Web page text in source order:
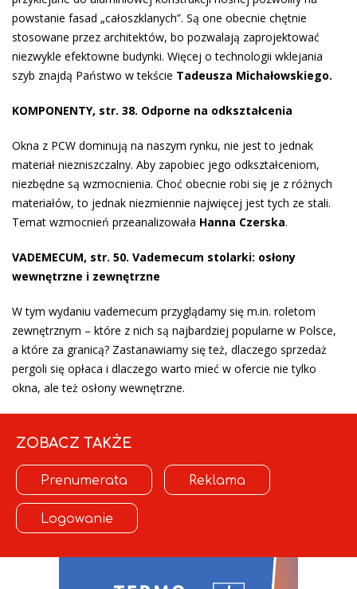
powstanie fasad „całoszklanych”. Są one obecnie chętnie
stosowane przez architektów, bo pozwalają zaprojektować
niezwykle efektowne budynki. Więcej o technologii wklejania
szyb znajdą Państwo w tekście Tadeusza Michałowskiego.
KOMPONENTY, str. 38. Odporne na odkształcenia
Okna z PCW dominują na naszym rynku, nie jest to jednak
materiał niezniszczalny. Aby zapobiec jego odkształceniom,
niezbędne są wzmocnienia. Choć obecnie robi się je z różnych
materiałów, to jednak niezmiennie najwięcej jest tych ze stali.
Temat wzmocnień przeanalizowała Hanna Czerska.
VADEMECUM, str. 50. Vademecum stolarki: osłony
wewnętrzne i zewnętrzne
W tym wydaniu vademecum przyglądamy się m.in. roletom
zewnętrznym – które z nich są najbardziej popularne w Polsce,
a które za granicą? Zastanawiamy się też, dlaczego sprzedaż
pergoli się opłaca i dlaczego warto mieć w ofercie nie tylko
okna, ale też osłony wewnętrzne.
ZOBACZ TAKŻE
Prenumerata Reklama
Logowanie